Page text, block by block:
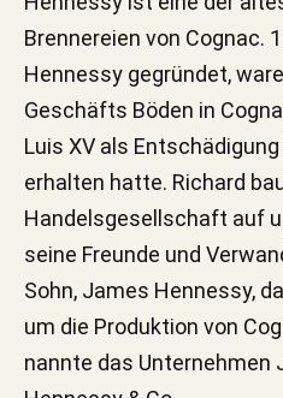
Brennereien von Cognac.
Hennessy gegründet,
Geschäfts Böden in
Luis XV als
erhalten hatte. Richard
Handelsgesellschaft auf
seine Freunde und
Sohn, James Hennessy,
um die Produktion von
nannte das Unternehmen